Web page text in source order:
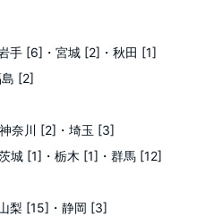
手 [6] ・宮城 [2] ・秋田 [1]
島 [2]
神奈川 [2] ・埼玉 [3]
茨城 [1] ・栃木 [1] ・群馬 [12]
梨 [15] ・静岡 [3]